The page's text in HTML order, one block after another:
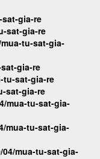
gia-re
sat-gia-re
tu-sat-gia-
gia-re
tu-sat-gia-re
sat-gia-re
mua-tu-sat-gia-
mua-tu-sat-gia-
mua-tu-sat-gia-